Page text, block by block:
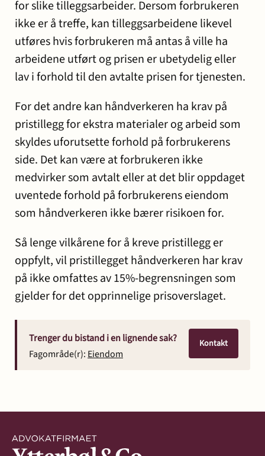
for slike tilleggsarbeider. Dersom forbrukeren
ikke er å treffe, kan tilleggsarbeidene likevel
utføres hvis forbrukeren må antas å ville ha
arbeidene utført og prisen er ubetydelig eller
lav i forhold til den avtalte prisen for tjenesten.
For det andre kan håndverkeren ha krav på
pristillegg for ekstra materialer og arbeid som
skyldes uforutsette forhold på forbrukerens
side. Det kan være at forbrukeren ikke
medvirker som avtalt eller at det blir oppdaget
uventede forhold på forbrukerens eiendom
som håndverkeren ikke bærer risikoen for.
Så lenge vilkårene for å kreve pristillegg er
oppfylt, vil pristillegget håndverkeren har krav
på ikke omfattes av 15%-begrensningen som
gjelder for det opprinnelige prisoverslaget.
Trenger du bistand i en lignende sak?
Fagområde(r): Eiendom
Kontakt